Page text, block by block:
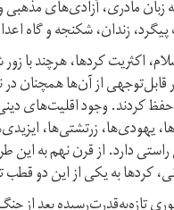
مادری، آزادی‌های مذهبی
زندان، شکنجه و گاه
اکثریت کردها، هرچند با
قابل‌توجهی از آن‌ها همچنان
کردند. وجود اقلیت‌های
یهودی‌ها، زرتشتی‌ها،
دارد. از قرن نهم به
کردها به یکی از این دو